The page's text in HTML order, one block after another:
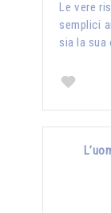
Le vere
semplici
sia la sua